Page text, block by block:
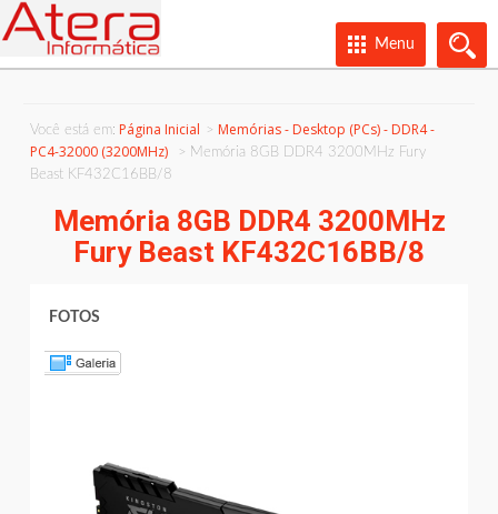
Menu
Você está em: Página Inicial
Memórias - Desktop (PCs) - DDR4 -
PC4-32000 (3200MHz)
Memória 8GB DDR4 3200MHz Fury
Beast KF432C16BB/8
Memória 8GB DDR4 3200MHz
Fury Beast KF432C16BB/8
FOTOS